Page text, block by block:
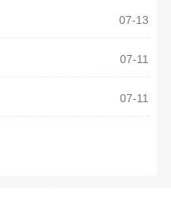
07-13
07-11
07-11